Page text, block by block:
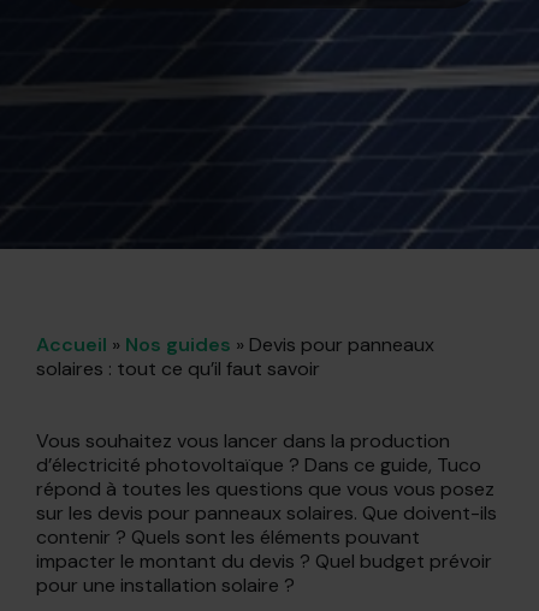
Accueil » Nos guides » Devis pour panneaux
solaires : tout ce qu’il faut savoir
Vous souhaitez vous lancer dans la production
d’électricité photovoltaïque ? Dans ce guide, Tuco
répond à toutes les questions que vous vous posez
sur les devis pour panneaux solaires. Que doivent-ils
contenir ? Quels sont les éléments pouvant
impacter le montant du devis ? Quel budget prévoir
pour une installation solaire ?